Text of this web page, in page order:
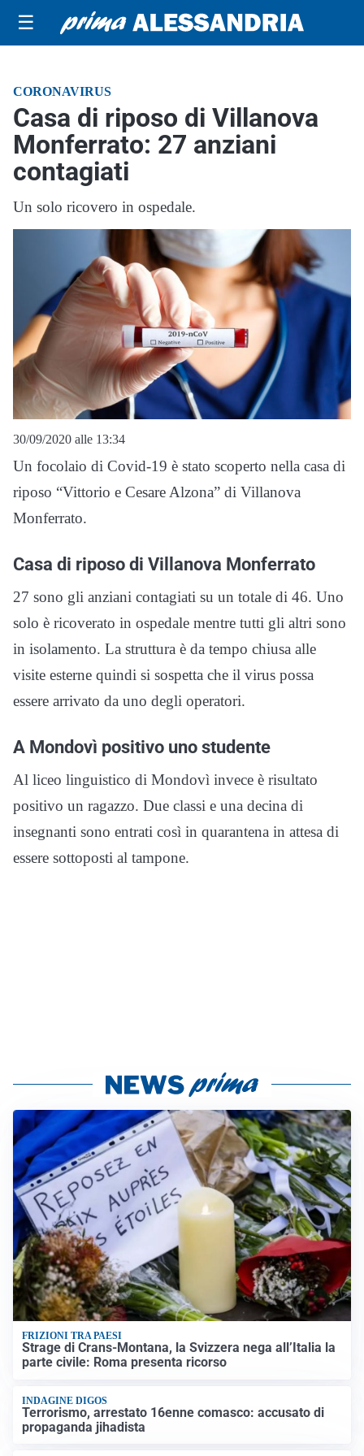
☰
CORONAVIRUS
Casa di riposo di Villanova
Monferrato: 27 anziani
contagiati
Un solo ricovero in ospedale.
30/09/2020 alle 13:34
Un focolaio di Covid-19 è stato scoperto nella casa di
riposo “Vittorio e Cesare Alzona” di Villanova
Monferrato.
Casa di riposo di Villanova Monferrato
27 sono gli anziani contagiati su un totale di 46. Uno
solo è ricoverato in ospedale mentre tutti gli altri sono
in isolamento. La struttura è da tempo chiusa alle
visite esterne quindi si sospetta che il virus possa
essere arrivato da uno degli operatori.
A Mondovì positivo uno studente
Al liceo linguistico di Mondovì invece è risultato
positivo un ragazzo. Due classi e una decina di
insegnanti sono entrati così in quarantena in attesa di
essere sottoposti al tampone.
FRIZIONI TRA PAESI
Strage di Crans-Montana, la Svizzera nega all’Italia la
parte civile: Roma presenta ricorso
INDAGINE DIGOS
Terrorismo, arrestato 16enne comasco: accusato di
propaganda jihadista